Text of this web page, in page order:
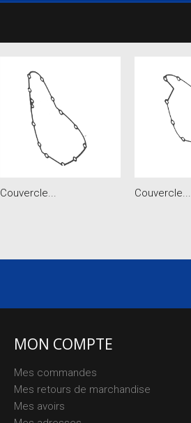
Couvercle... Couvercle...
MON COMPTE
Mes commandes
Mes retours de marchandise
Mes avoirs